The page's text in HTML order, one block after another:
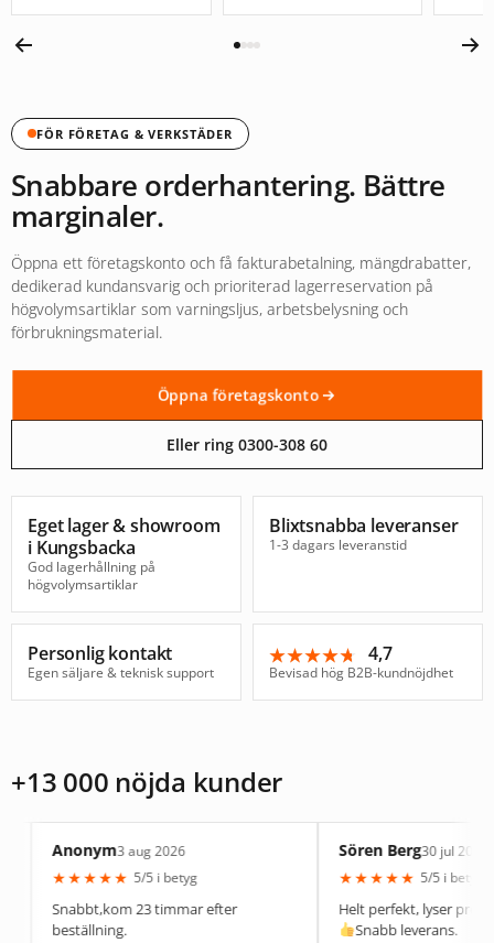
FÖR FÖRETAG & VERKSTÄDER
Snabbare orderhantering. Bättre
marginaler.
Öppna ett företagskonto och få fakturabetalning, mängdrabatter,
dedikerad kundansvarig och prioriterad lagerreservation på
högvolymsartiklar som varningsljus, arbetsbelysning och
förbrukningsmaterial.
Öppna företagskonto
Eller ring 0300-308 60
Eget lager & showroom
i Kungsbacka
God lagerhållning på
högvolymsartiklar
Blixtsnabba leveranser
1-3 dagars leveranstid
Personlig kontakt
Egen säljare & teknisk support
★★★★★
★★★★★ 4,7
Bevisad hög B2B-kundnöjdhet
+13 000 nöjda kunder
3 aug 2026
★ 5/5 i betyg
23 timmar efter
Sören Berg30 jul 2026
★ 5/5 i betyg
Helt perfekt, lyser precis som den
Snabb leverans.